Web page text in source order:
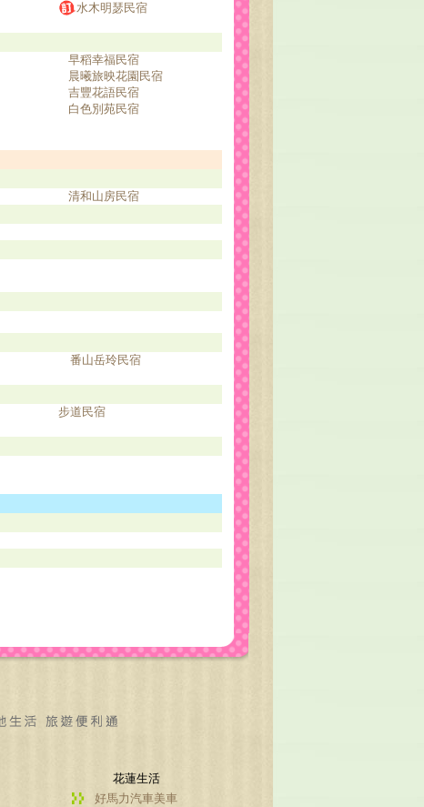
水木明瑟民宿
早稻幸福民宿
晨曦旅映花園民宿
吉豐花語民宿
白色別苑民宿
清和山房民宿
番山岳玲民宿
步道民宿
花蓮生活
好馬力汽車美車